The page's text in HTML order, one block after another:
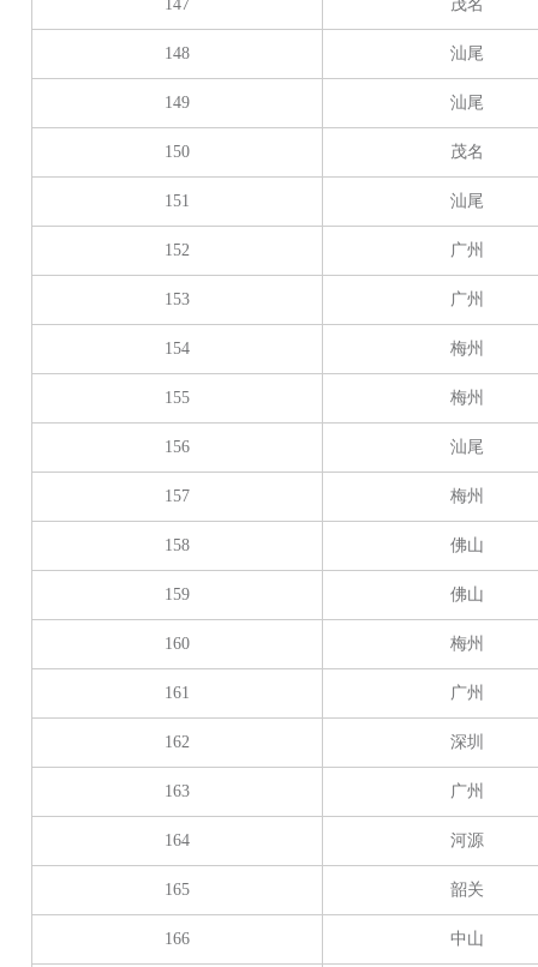
147 茂名
148 汕尾
149 汕尾
150 茂名
151 汕尾
152 广州
153 广州
154 梅州
155 梅州
156 汕尾
157 梅州
158 佛山
159 佛山
160 梅州
161 广州
162 深圳
163 广州
164 河源
165 韶关
166 中山